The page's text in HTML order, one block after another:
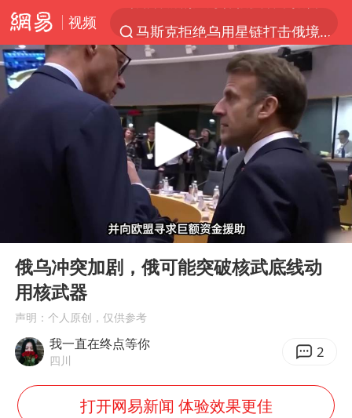
视频
解锁各地夏日限定体验
金饰克价一夜涨回1300元
河南重大刑事案嫌疑人落网
峰哥 汪海林
西湖突现狂风暴雨 游客瞬间被浇透
视频丨中国东方电气集团原党组副书记、董事宋致远被查
梁家辉：到内地拍戏不是北上是回归
酒店回应车内过夜被收150元
“不怕六爷挂得多 就怕六爷挂一颗”
牛津大学一纸声明甩不了锅
新疆景区自驾服务费改为按车收费
Play
俄乌冲突加剧，俄可能突破核武底线动
用核武器
声明：个人原创，仅供参考
我一直在终点等你
四川 2
打开网易新闻 体验效果更佳